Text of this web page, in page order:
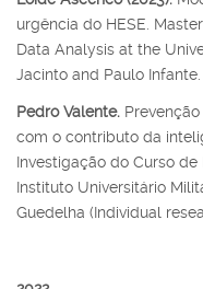
urgência do HESE.
Data Analysis at the
Jacinto and Paulo Infante.
Pedro Valente.
com o contributo da
Investigação do Curso
Instituto Universitário
Guedelha (Individual